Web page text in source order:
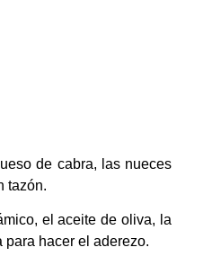
de cabra, las nueces
tazón.
el aceite de oliva, la
para hacer el aderezo.